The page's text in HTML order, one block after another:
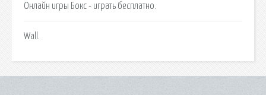
Онлайн игры Бокс - играть бесплатно.
Wall.